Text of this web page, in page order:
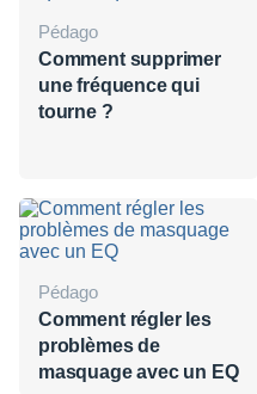
Pédago
Comment supprimer
une fréquence qui
tourne ?
Pédago
Comment régler les
problèmes de
masquage avec un EQ